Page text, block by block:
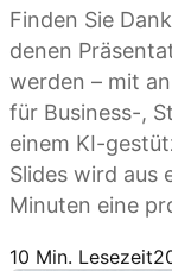
Finden Sie
denen
werden – mit
für Business-,
einem KI-
Slides wird aus
Minuten eine
10 Min. Lesezeit